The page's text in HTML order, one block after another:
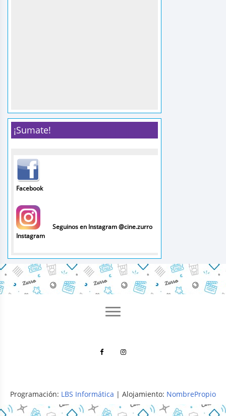
¡Sumate!
Facebook
Instagram
Seguinos en Instagram @cine.zurro
Programación: LBS Informática | Alojamiento: NombrePropio